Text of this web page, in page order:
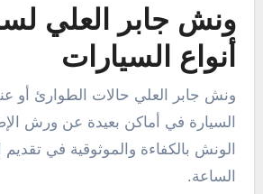
ونش جابر العلي
أنواع السيارات
ونش جابر العلي حالات الطوارئ أو عندما تتعطل
السيارة في أماكن بعيدة عن ورش
الونش بالكفاءة والموثوقية في
الساعة.